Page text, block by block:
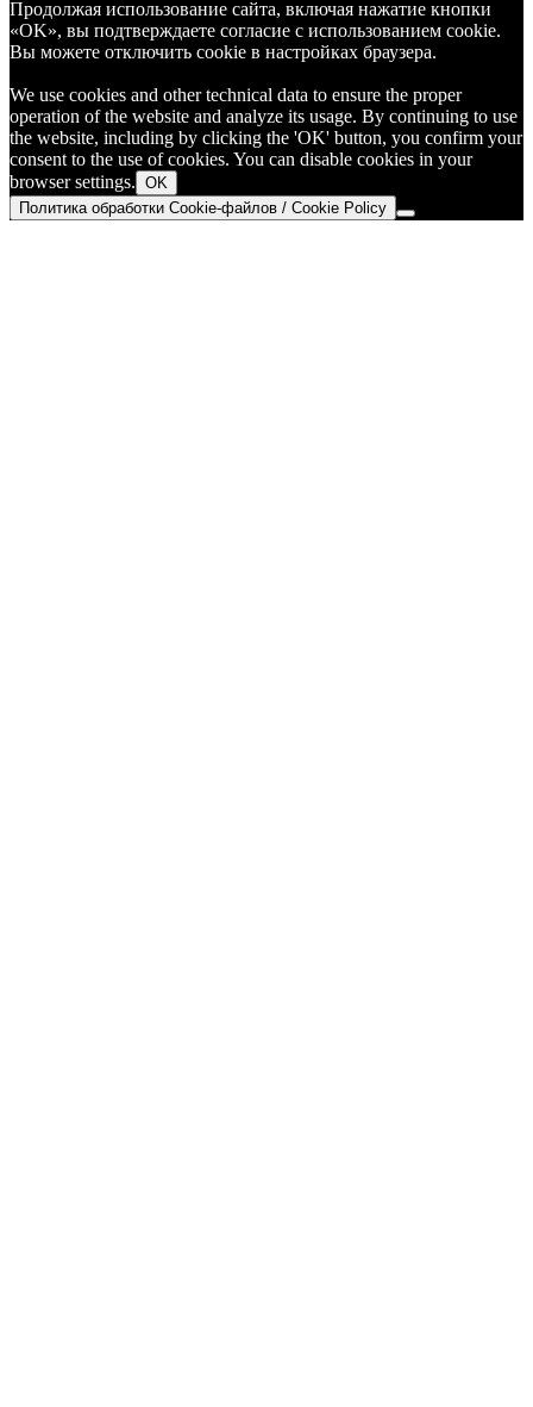
Продолжая использование сайта, включая нажатие кнопки
«OK», вы подтверждаете согласие с использованием cookie.
Вы можете отключить cookie в настройках браузера.
We use cookies and other technical data to ensure the proper
operation of the website and analyze its usage. By continuing to use
the website, including by clicking the 'OK' button, you confirm your
consent to the use of cookies. You can disable cookies in your
browser settings. OK
Политика обработки Cookie-файлов / Cookie Policy